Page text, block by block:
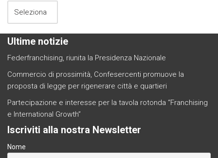
Ultime notizie
Federfranchising, riunita la Presidenza Nazionale
Commercio di prossimità, Confesercenti promuove la
proposta di legge per rigenerare città e quartieri
Partecipazione e interesse per la tavola rotonda “Franchising
e International Growth”
Iscriviti alla nostra Newsletter
Nome